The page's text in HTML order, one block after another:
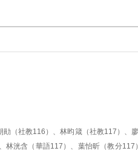
（社教116）、林昀箴（社教117）、
林洸含（華語117）、葉怡昕（教分